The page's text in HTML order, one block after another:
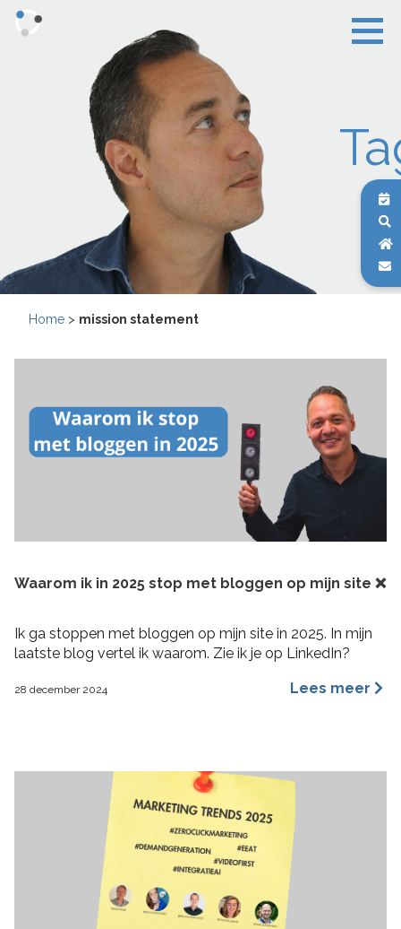
Home > mission statement
Waarom ik in 2025 stop met bloggen op mijn site ❌
Ik ga stoppen met bloggen op mijn site in 2025. In mijn
laatste blog vertel ik waarom. Zie ik je op LinkedIn?
28 december 2024 Lees meer